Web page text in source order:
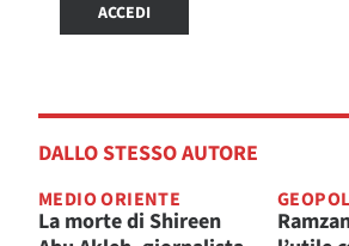
ACCEDI
DALLO STESSO AUTORE
MEDIO ORIENTE
La morte di Shireen